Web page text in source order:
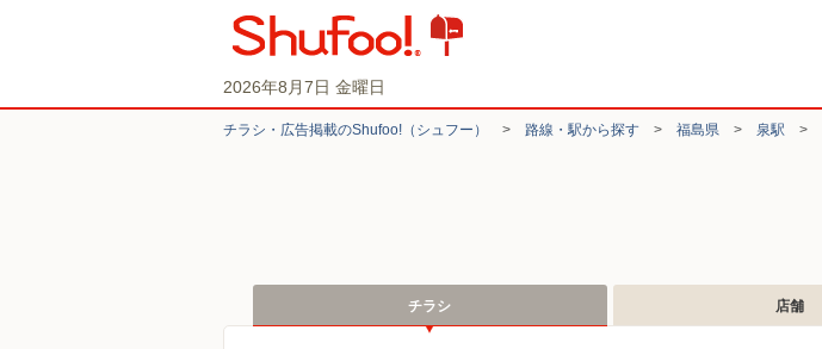
2026年8月7日 金曜日
チラシ・​広告掲載の​Shufoo!​（シュフー） > 路線・駅から探す > 福島県 > 泉駅 >
チラシ 店舗